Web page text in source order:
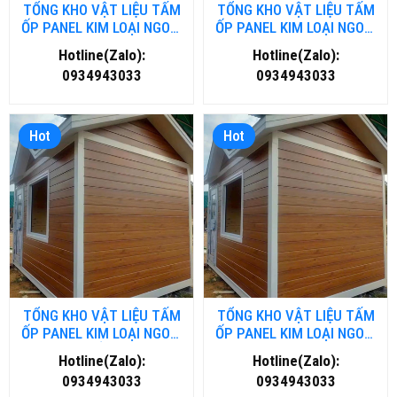
TỔNG KHO VẬT LIỆU TẤM
ỐP PANEL KIM LOẠI NGOÀI
TRỜI TẠI THANH HOÁ
Hotline(Zalo):
0934943033
TỔNG KHO VẬT LIỆU TẤM
ỐP PANEL KIM LOẠI NGOÀI
TRỜI TẠI ĐÀ NĂNG
Hotline(Zalo):
0934943033
Hot
TỔNG KHO VẬT LIỆU TẤM
ỐP PANEL KIM LOẠI NGOÀI
TRỜI TẠI HỒ CHÍ MINH
Hotline(Zalo):
0934943033
Hot
TỔNG KHO VẬT LIỆU TẤM
ỐP PANEL KIM LOẠI NGOÀI
TRỜI TẠI HÀ NỘI
Hotline(Zalo):
0934943033